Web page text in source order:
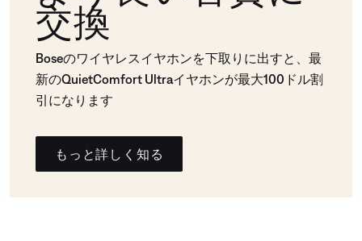
交換
Boseのワイヤレスイヤホンを下取りに出すと、最
新のQuietComfort Ultraイヤホンが最大100ドル割
引になります
もっと詳しく知る